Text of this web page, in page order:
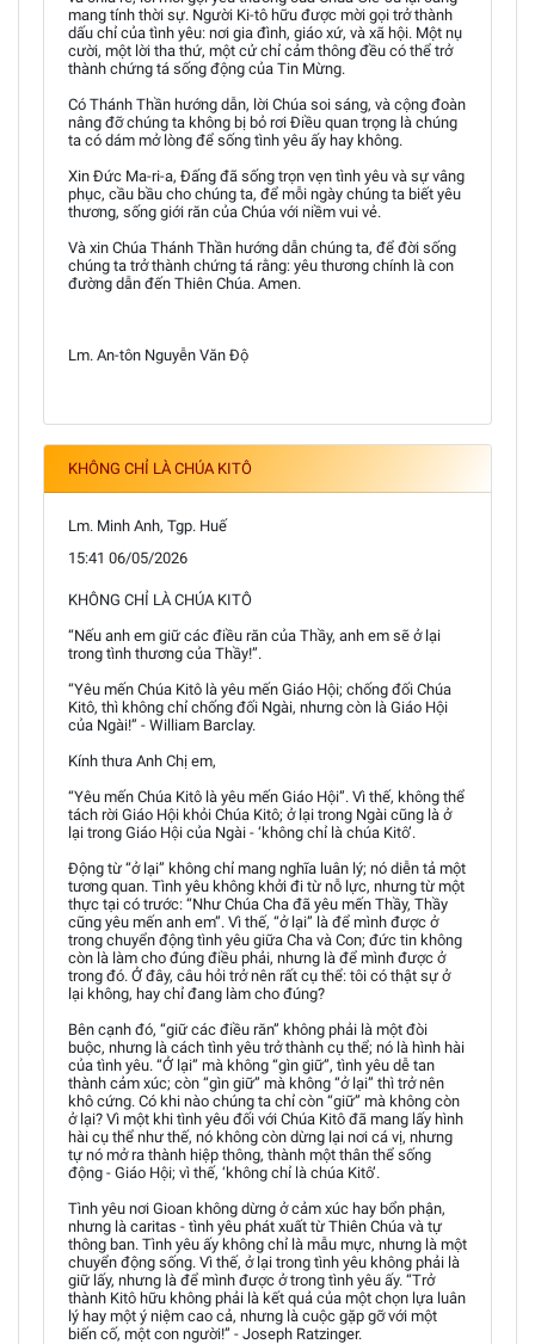
mang tính thời sự. Người Ki-tô hữu được mời gọi trở thành
dấu chỉ của tình yêu: nơi gia đình, giáo xứ, và xã hội. Một nụ
cười, một lời tha thứ, một cử chỉ cảm thông đều có thể trở
thành chứng tá sống động của Tin Mừng.
Có Thánh Thần hướng dẫn, lời Chúa soi sáng, và cộng đoàn
nâng đỡ chúng ta không bị bỏ rơi Điều quan trọng là chúng
ta có dám mở lòng để sống tình yêu ấy hay không.
Xin Đức Ma-ri-a, Đấng đã sống trọn vẹn tình yêu và sự vâng
phục, cầu bầu cho chúng ta, để mỗi ngày chúng ta biết yêu
thương, sống giới răn của Chúa với niềm vui vẻ.
Và xin Chúa Thánh Thần hướng dẫn chúng ta, để đời sống
chúng ta trở thành chứng tá rằng: yêu thương chính là con
đường dẫn đến Thiên Chúa. Amen.
Lm. An-tôn Nguyễn Văn Độ
KHÔNG CHỈ LÀ CHÚA KITÔ
Lm. Minh Anh, Tgp. Huế
15:41 06/05/2026
KHÔNG CHỈ LÀ CHÚA KITÔ
“Nếu anh em giữ các điều răn của Thầy, anh em sẽ ở lại
trong tình thương của Thầy!”.
“Yêu mến Chúa Kitô là yêu mến Giáo Hội; chống đối Chúa
Kitô, thì không chỉ chống đối Ngài, nhưng còn là Giáo Hội
của Ngài!” - William Barclay.
Kính thưa Anh Chị em,
“Yêu mến Chúa Kitô là yêu mến Giáo Hội”. Vì thế, không thể
tách rời Giáo Hội khỏi Chúa Kitô; ở lại trong Ngài cũng là ở
lại trong Giáo Hội của Ngài - ‘không chỉ là chúa Kitô’.
Động từ “ở lại” không chỉ mang nghĩa luân lý; nó diễn tả một
tương quan. Tình yêu không khởi đi từ nỗ lực, nhưng từ một
thực tại có trước: “Như Chúa Cha đã yêu mến Thầy, Thầy
cũng yêu mến anh em”. Vì thế, “ở lại” là để mình được ở
trong chuyển động tình yêu giữa Cha và Con; đức tin không
còn là làm cho đúng điều phải, nhưng là để mình được ở
trong đó. Ở đây, câu hỏi trở nên rất cụ thể: tôi có thật sự ở
lại không, hay chỉ đang làm cho đúng?
Bên cạnh đó, “giữ các điều răn” không phải là một đòi
buộc, nhưng là cách tình yêu trở thành cụ thể; nó là hình hài
của tình yêu. “Ở lại” mà không “gìn giữ”, tình yêu dễ tan
thành cảm xúc; còn “gìn giữ” mà không “ở lại” thì trở nên
khô cứng. Có khi nào chúng ta chỉ còn “giữ” mà không còn
ở lại? Vì một khi tình yêu đối với Chúa Kitô đã mang lấy hình
hài cụ thể như thế, nó không còn dừng lại nơi cá vị, nhưng
tự nó mở ra thành hiệp thông, thành một thân thể sống
động - Giáo Hội; vì thế, ‘không chỉ là chúa Kitô’.
Tình yêu nơi Gioan không dừng ở cảm xúc hay bổn phận,
nhưng là caritas - tình yêu phát xuất từ Thiên Chúa và tự
thông ban. Tình yêu ấy không chỉ là mẫu mực, nhưng là một
chuyển động sống. Vì thế, ở lại trong tình yêu không phải là
giữ lấy, nhưng là để mình được ở trong tình yêu ấy. “Trở
thành Kitô hữu không phải là kết quả của một chọn lựa luân
lý hay một ý niệm cao cả, nhưng là cuộc gặp gỡ với một
biến cố, một con người!” - Joseph Ratzinger.